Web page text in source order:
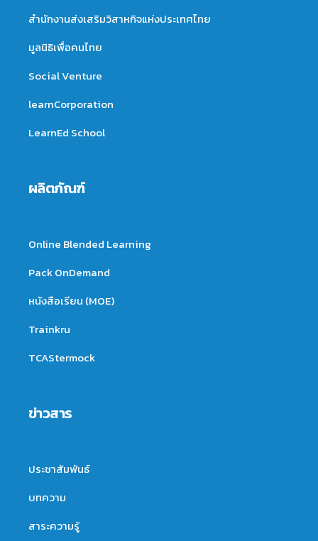
สำนักงานส่งเสริมวิสาหกิจแห่งประเทศไทย
มูลนิธิเพื่อคนไทย
Social Venture
learnCorporation
LearnEd School
ผลิตภัณฑ์
Online Blended Learning
Pack OnDemand
หนังสือเรียน (MOE)
Trainkru
TCAStermock
ข่าวสาร
ประชาสัมพันธ์
บทความ
สาระความรู้